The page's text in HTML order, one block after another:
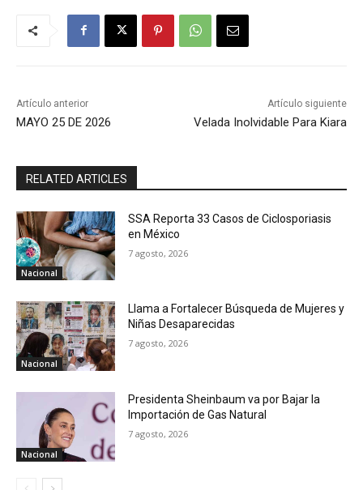
Artículo anterior
MAYO 25 DE 2026
Artículo siguiente
Velada Inolvidable Para Kiara
RELATED ARTICLES
Nacional
SSA Reporta 33 Casos de Ciclosporiasis
en México
7 agosto, 2026
Nacional
Llama a Fortalecer Búsqueda de Mujeres y
Niñas Desaparecidas
7 agosto, 2026
Nacional
Presidenta Sheinbaum va por Bajar la
Importación de Gas Natural
7 agosto, 2026